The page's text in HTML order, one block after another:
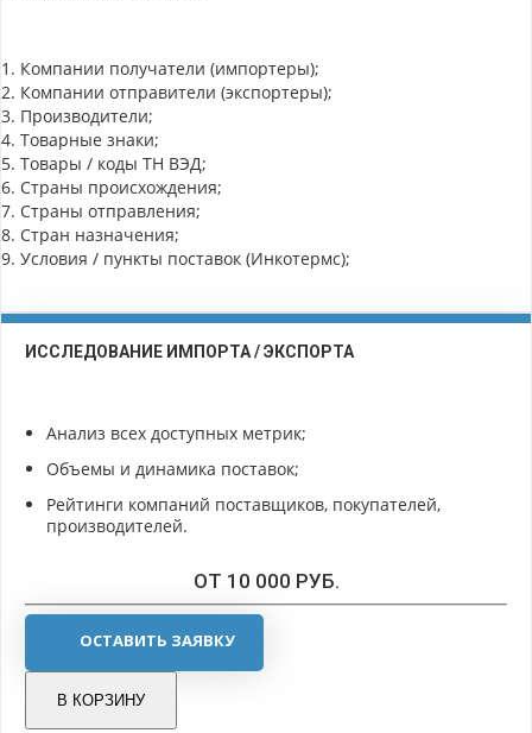
1. Компании получатели (импортеры);
2. Компании отправители (экспортеры);
3. Производители;
4. Товарные знаки;
5. Товары / коды ТН ВЭД;
6. Страны происхождения;
7. Страны отправления;
8. Стран назначения;
9. Условия / пункты поставок (Инкотермс);
ИССЛЕДОВАНИЕ ИМПОРТА / ЭКСПОРТА
Анализ всех доступных метрик;
Объемы и динамика поставок;
Рейтинги компаний поставщиков, покупателей,
производителей.
ОТ 10 000 РУБ.
ОСТАВИТЬ ЗАЯВКУ
В КОРЗИНУ